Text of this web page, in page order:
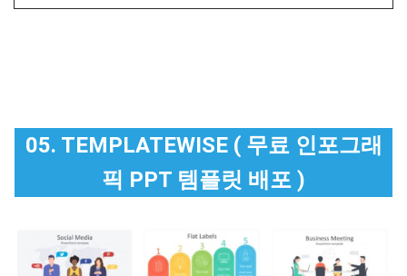
05. TEMPLATEWISE ( 무료 인포그래
픽 PPT 템플릿 배포 )